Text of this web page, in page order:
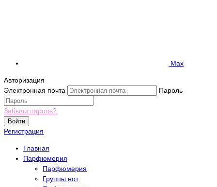
Max
Авторизация
Электронная почта
Пароль
Забыли пароль?
Войти
Регистрация
Главная
Парфюмерия
Парфюмерия
Группы нот